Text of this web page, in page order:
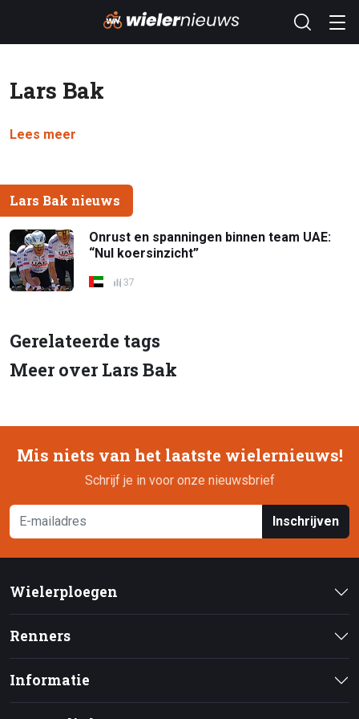
Lars Bak
Lees meer
Lars Bak nieuws
Onrust en spanningen binnen team UAE:
“Nul koersinzicht”
37
Gerelateerde tags
Meer over Lars Bak
Mis niets van het laatste wielernieuws!
Schrijf je in voor onze nieuwsbrief
Inschrijven
Wielerploegen
Renners
Informatie